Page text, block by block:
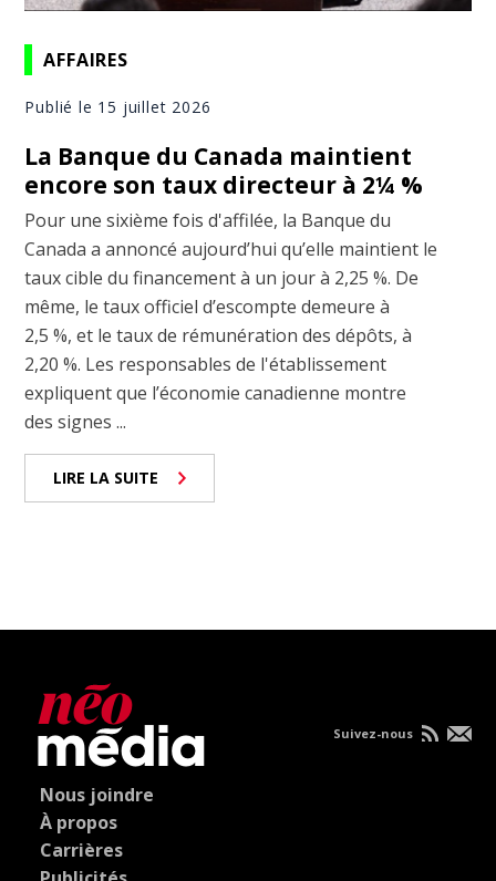
AFFAIRES
Publié le 15 juillet 2026
La Banque du Canada maintient
encore son taux directeur à 2¼ %
Pour une sixième fois d'affilée, la Banque du
Canada a annoncé aujourd’hui qu’elle maintient le
taux cible du financement à un jour à 2,25 %. De
même, le taux officiel d’escompte demeure à
2,5 %, et le taux de rémunération des dépôts, à
2,20 %. Les responsables de l'établissement
expliquent que l’économie canadienne montre
des signes ...
LIRE LA SUITE
Nous joindre
À propos
Carrières
Suivez-nous